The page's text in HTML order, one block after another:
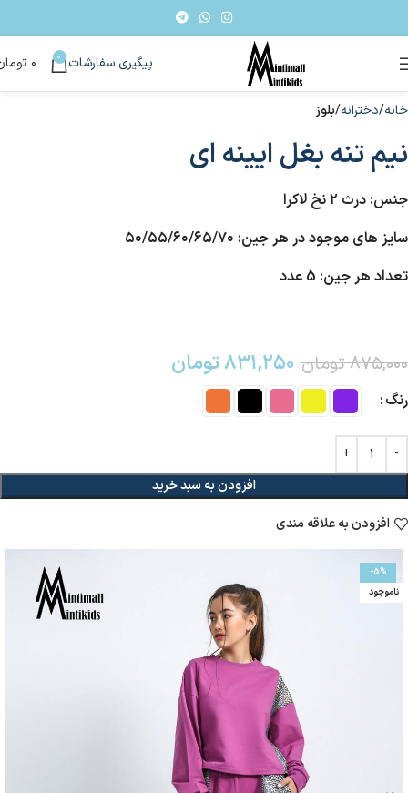
پیگیری سفارشات 0 ۰
خانه دخترانه بلوز
نیم تنه بغل ایینه ای
جنس: درث ۲ نخ لاکرا
سایز های موجود در هر جین: ۵۰/۵۵/۶۰/۶۵/۷۰
تعداد هر جین: 5 عدد
۸۷۵,۰۰۰ تومان ۸۳۱,۲۵۰تومان
رنگ
افزودن به سبد خرید
افزودن به علاقه مندی
-5%
ناموجود